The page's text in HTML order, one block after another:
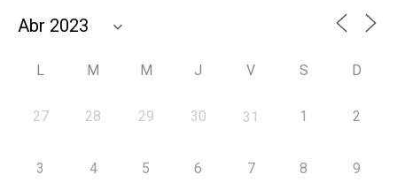
L M M J V S D
27 28 29 30 31 1 2
3 4 5 6 7 8 9